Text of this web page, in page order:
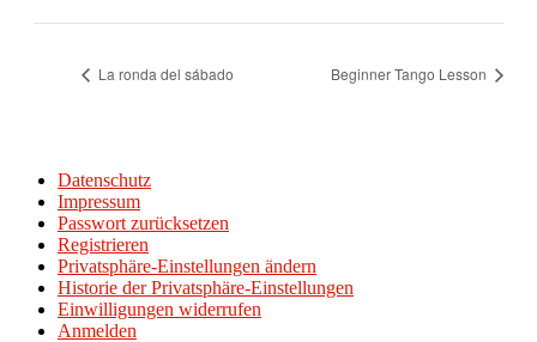
La ronda del sábado Beginner Tango Lesson
Datenschutz
Impressum
Passwort zurücksetzen
Registrieren
Privatsphäre-Einstellungen ändern
Historie der Privatsphäre-Einstellungen
Einwilligungen widerrufen
Anmelden